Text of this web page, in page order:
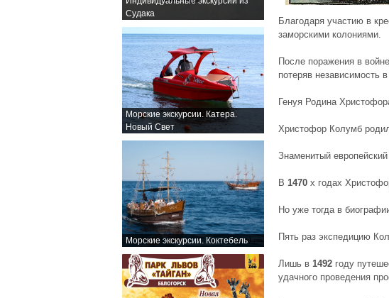
Судака
Морские экскурсии. Катера.
Новый Свет
Морские экскурсии. Коктебель
Благодаря участию в
заморскими колониями.
После поражения в
потеряв независимость в
Генуя Родина
Христофор Колумб
Знаменитый
В 1470 х годах
Но уже тогда в
Пять раз экспедицию
Лишь в 1492 году
удачного проведения